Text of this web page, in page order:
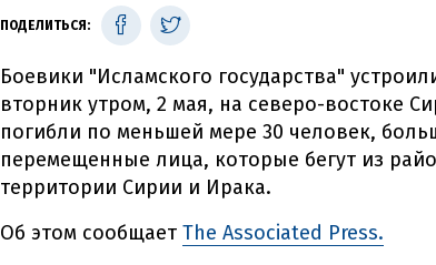
ПОДЕЛИТЬСЯ:
Боевики "Исламского государства"
вторник утром, 2 мая, на северо-востоке
погибли по меньшей мере 30 человек,
перемещенные лица, которые бегут из
территории Сирии и Ирака.
Об этом сообщает The Associated Press.